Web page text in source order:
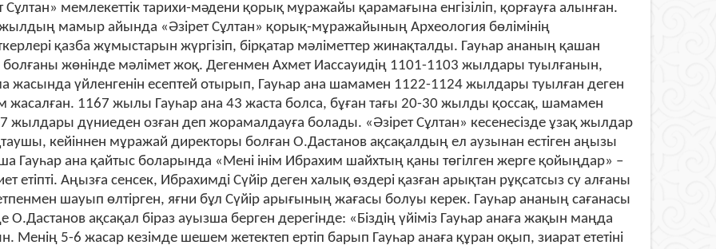
Сұлтан» мемлекеттік тарихи-мәдени қорық мұражайы қарамағына енгізіліп, қорғауға алынған.
мамыр айында «Әзірет Сұлтан» қорық-мұражайының Археология бөлімінің
қазба жұмыстарын жүргізіп, бірқатар мәліметтер жинақталды. Гауһар ананың қашан
болғаны жөнінде мәлімет жоқ. Дегенмен Ахмет Иассауидің 1101-1103 жылдары туылғанын,
жасында үйленгенін есептей отырып, Гауһар ана шамамен 1122-1124 жылдары туылған деген
жасалған. 1167 жылы Гауһар ана 43 жаста болса, бұған тағы 20-30 жылды қоссақ, шамамен
жылдары дүниеден озған деп жорамалдауға болады. «Әзірет Сұлтан» кесенесізде ұзақ жылдар
кейіннен мұражай директоры болған О.Дастанов ақсақалдың ел аузынан естіген аңызы
Гауһар ана қайтыс боларында «Мені інім Ибрахим шайхтың қаны төгілген жерге қойыңдар» –
етіпті. Аңызға сенсек, Ибрахимді Сүйір деген халық өздері қазған арықтан рұқсатсыз су алғаны
шауып өлтірген, яғни бұл Сүйір арығының жағасы болуы керек. Гауһар ананың сағанасы
О.Дастанов ақсақал біраз ауызша берген дерегінде: «Біздің үйіміз Гауһар анаға жақын маңда
Менің 5-6 жасар кезімде шешем жетектеп ертіп барып Гауһар анаға құран оқып, зиарат ететіні